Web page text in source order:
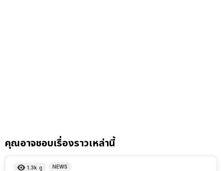
คุณอาจชอบเรื่องราวเหล่านี้
1.3k ดู NEWS